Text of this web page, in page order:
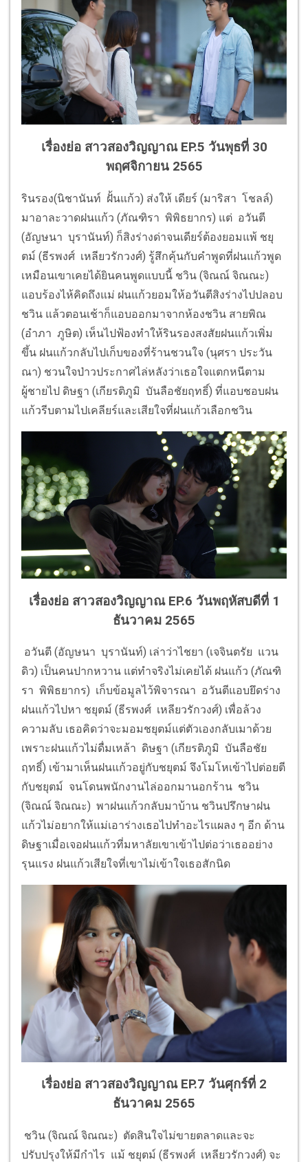
เรื่องย่อ สาวสองวิญญาณ EP.5 วันพุธที่ 30
พฤศจิกายน 2565
รินรอง(นิชานันท์ ฝั้นแก้ว) ส่งให้ เดียร์ (มาริสา โชลล์)
มาอาละวาดฝนแก้ว (ภัณฑิรา พิพิธยากร) แต่ อวันตี
(อัญษนา บุรานันท์) ก็สิงร่างด่าจนเดียร์ต้องยอมแพ้ ชยุ
ตม์ (ธีรพงศ์ เหลียวรักวงศ์) รู้สึกคุ้นกับคำพูดที่ฝนแก้วพูด
เหมือนเขาเคยได้ยินคนพูดแบบนี้ ชวิน (จิณณ์ จิณณะ)
แอบร้องไห้คิดถึงแม่ ฝนแก้วยอมให้อวันตีสิงร่างไปปลอบ
ชวิน แล้วตอนเช้าก็แอบออกมาจากห้องชวิน สายพิณ
(อำภา ภูษิต) เห็นไปฟ้องทำให้รินรองสงสัยฝนแก้วเพิ่ม
ขึ้น ฝนแก้วกลับไปเก็บของที่ร้านชวนใจ (นุศรา ประวัน
ณา) ชวนใจป่าวประกาศไล่หลังว่าเธอใจแตกหนีตาม
ผู้ชายไป ดิษฐา (เกียรติภูมิ บันลือชัยฤทธิ์) ที่แอบชอบฝน
แก้วรีบตามไปเคลียร์และเสียใจที่ฝนแก้วเลือกชวิน
เรื่องย่อ สาวสองวิญญาณ EP.6 วันพฤหัสบดีที่ 1
ธันวาคม 2565
อวันตี (อัญษนา บุรานันท์) เล่าว่าไชยา (เจจินตรัย แวน
ดิว) เป็นคนปากหวาน แต่ทำจริงไม่เคยได้ ฝนแก้ว (ภัณฑิ
รา พิพิธยากร) เก็บข้อมูลไว้พิจารณา อวันตีแอบยึดร่าง
ฝนแก้วไปหา ชยุตม์ (ธีรพงศ์ เหลียวรักวงศ์) เพื่อล้วง
ความลับ เธอคิดว่าจะมอมชยุตม์แต่ตัวเองกลับเมาด้วย
เพราะฝนแก้วไม่ดื่มเหล้า ดิษฐา (เกียรติภูมิ บันลือชัย
ฤทธิ์) เข้ามาเห็นฝนแก้วอยู่กับชยุตม์ จึงโมโหเข้าไปต่อยตี
กับชยุตม์ จนโดนพนักงานไล่ออกมานอกร้าน ชวิน
(จิณณ์ จิณณะ) พาฝนแก้วกลับมาบ้าน ชวินปรึกษาฝน
แก้วไม่อยากให้แม่เอาร่างเธอไปทำอะไรแผลง ๆ อีก ด้าน
ดิษฐาเมื่อเจอฝนแก้วที่มหาลัยเขาเข้าไปต่อว่าเธออย่าง
รุนแรง ฝนแก้วเสียใจที่เขาไม่เข้าใจเธอสักนิด
เรื่องย่อ สาวสองวิญญาณ EP.7 วันศุกร์ที่ 2
ธันวาคม 2565
ชวิน (จิณณ์ จิณณะ) ตัดสินใจไม่ขายตลาดและจะ
ปรับปรุงให้มีกำไร แม้ ชยุตม์ (ธีรพงศ์ เหลียวรักวงศ์) จะ